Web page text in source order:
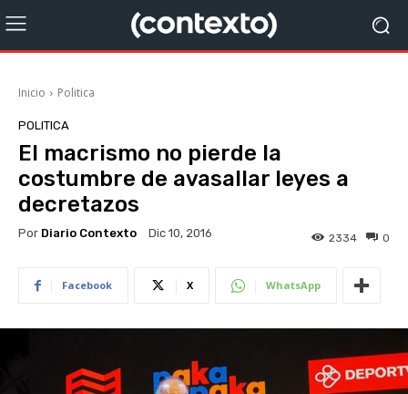
Inicio Politica
POLITICA
El macrismo no pierde la
costumbre de avasallar leyes a
decretazos
Por Diario Contexto Dic 10, 2016 0
2334
Facebook X WhatsApp